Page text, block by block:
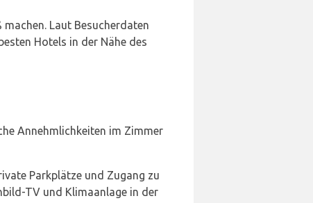
Laut Besucherdaten
Hotels in der Nähe des
Annehmlichkeiten im Zimmer
Parkplätze und Zugang zu
TV und Klimaanlage in der